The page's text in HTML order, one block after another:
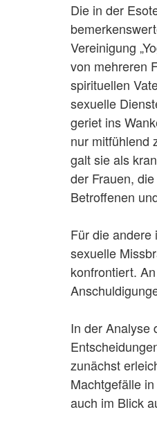
Die in der
Vereinigung
von mehreren
spirituellen
sexuelle
geriet ins
nur mitfühlend
galt sie als
der Frauen,
Betroffenen
Für die andere
sexuelle
konfrontiert.
In der Analyse
zunächst
Machtgefälle
auch im Blick